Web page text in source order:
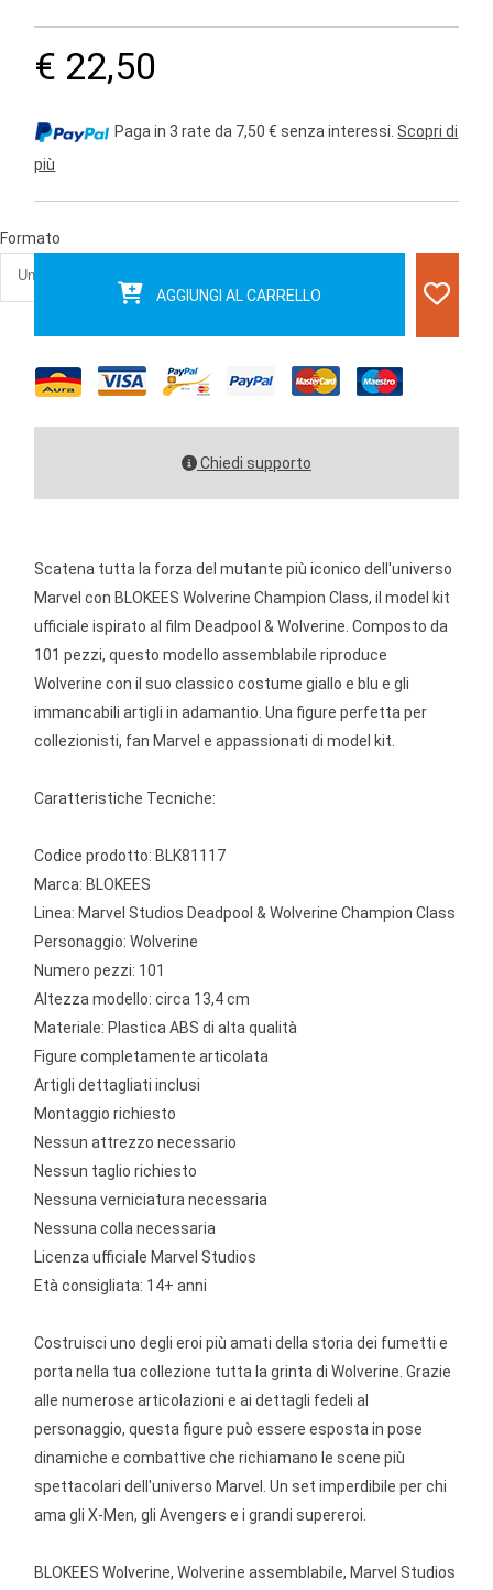
€ 22,50
Paga in 3 rate da 7,50 € senza interessi.Scopri di
più
Formato
AGGIUNGI AL CARRELLO
Chiedi supporto
Scatena tutta la forza del mutante più iconico dell'universo
Marvel con BLOKEES Wolverine Champion Class, il model kit
ufficiale ispirato al film Deadpool & Wolverine. Composto da
101 pezzi, questo modello assemblabile riproduce
Wolverine con il suo classico costume giallo e blu e gli
immancabili artigli in adamantio. Una figure perfetta per
collezionisti, fan Marvel e appassionati di model kit.
Caratteristiche Tecniche:
Codice prodotto: BLK81117
Marca: BLOKEES
Linea: Marvel Studios Deadpool & Wolverine Champion Class
Personaggio: Wolverine
Numero pezzi: 101
Altezza modello: circa 13,4 cm
Materiale: Plastica ABS di alta qualità
Figure completamente articolata
Artigli dettagliati inclusi
Montaggio richiesto
Nessun attrezzo necessario
Nessun taglio richiesto
Nessuna verniciatura necessaria
Nessuna colla necessaria
Licenza ufficiale Marvel Studios
Età consigliata: 14+ anni
Costruisci uno degli eroi più amati della storia dei fumetti e
porta nella tua collezione tutta la grinta di Wolverine. Grazie
alle numerose articolazioni e ai dettagli fedeli al
personaggio, questa figure può essere esposta in pose
dinamiche e combattive che richiamano le scene più
spettacolari dell'universo Marvel. Un set imperdibile per chi
ama gli X-Men, gli Avengers e i grandi supereroi.
BLOKEES Wolverine, Wolverine assemblabile, Marvel Studios